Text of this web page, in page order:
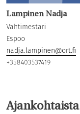
Lampinen Nadja
Vahtimestari
Espoo
nadja.lampinen@ort.fi
+358403537419
Ajankohtaista